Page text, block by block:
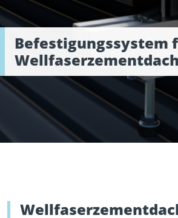
Befestigungssystem
Wellfaserzementdach